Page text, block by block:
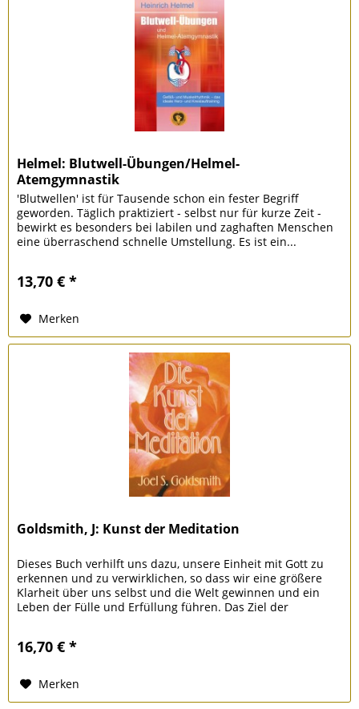
Helmel: Blutwell-Übungen/Helmel-
Atemgymnastik
'Blutwellen' ist für Tausende schon ein fester Begriff
geworden. Täglich praktiziert - selbst nur für kurze Zeit -
bewirkt es besonders bei labilen und zaghaften Menschen
eine überraschend schnelle Umstellung. Es ist ein...
13,70 € *
Merken
Goldsmith, J: Kunst der Meditation
Dieses Buch verhilft uns dazu, unsere Einheit mit Gott zu
erkennen und zu verwirklichen, so dass wir eine größere
Klarheit über uns selbst und die Welt gewinnen und ein
Leben der Fülle und Erfüllung führen. Das Ziel der
16,70 € *
Merken